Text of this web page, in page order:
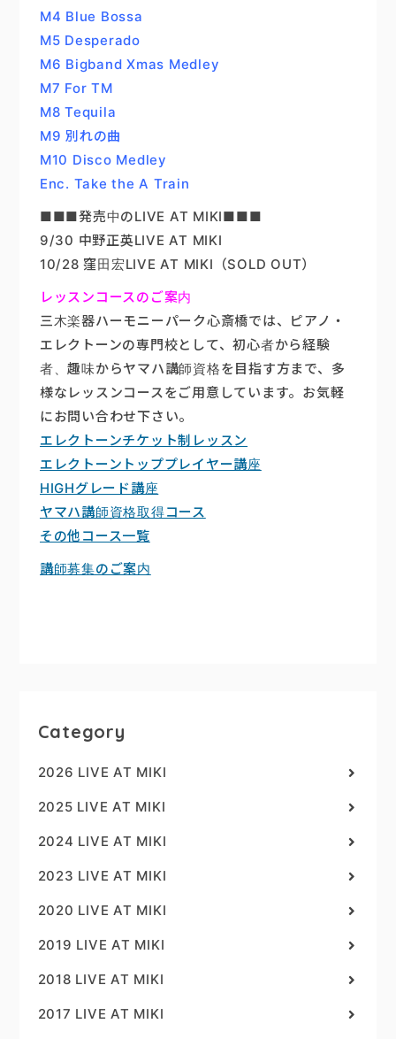
M4 Blue Bossa
M5 Desperado
M6 Bigband Xmas Medley
M7 For TM
M8 Tequila
M9 別れの曲
M10 Disco Medley
Enc. Take the A Train
■■■発売中のLIVE AT MIKI■■■
9/30 中野正英LIVE AT MIKI
10/28 窪田宏LIVE AT MIKI（SOLD OUT）
レッスンコースのご案内
三木楽器ハーモニーパーク心斎橋では、ピアノ・
エレクトーンの専門校として、初心者から経験
者、趣味からヤマハ講師資格を目指す方まで、多
様なレッスンコースをご用意しています。お気軽
にお問い合わせ下さい。
エレクトーンチケット制レッスン
エレクトーントッププレイヤー講座
HIGHグレード講座
ヤマハ講師資格取得コース
その他コース一覧
講師募集のご案内
Category
2026 LIVE AT MIKI
2025 LIVE AT MIKI
2024 LIVE AT MIKI
2023 LIVE AT MIKI
2020 LIVE AT MIKI
2019 LIVE AT MIKI
2018 LIVE AT MIKI
2017 LIVE AT MIKI